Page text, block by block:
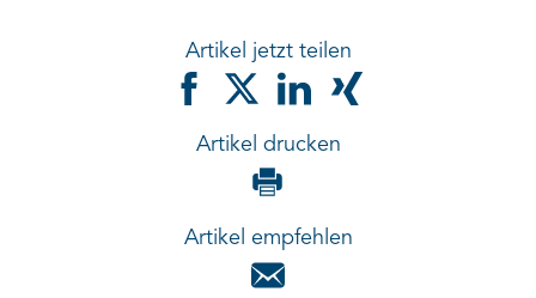
Artikel jetzt teilen
Artikel drucken
Artikel empfehlen